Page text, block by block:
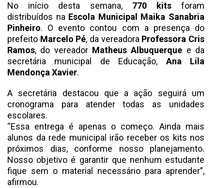
No início desta semana, 770 kitsforam
distribuídos na Escola Municipal Maika Sanabria
Pinheiro. O evento contou com a presença do
prefeito Marcelo Pé, da vereadora Professora Cris
Ramos, do vereador Matheus Albuquerque e da
secretária municipal de Educação,Ana Lila
Mendonça Xavier.
A secretária destacou que a ação seguirá um
cronograma para atender todas as unidades
escolares.
“Essa entrega é apenas o começo. Ainda mais
alunos da rede municipal irão receber os kits nos
próximos dias, conforme nosso planejamento.
Nosso objetivo é garantir que nenhum estudante
fique sem o material necessário para aprender”,
afirmou.